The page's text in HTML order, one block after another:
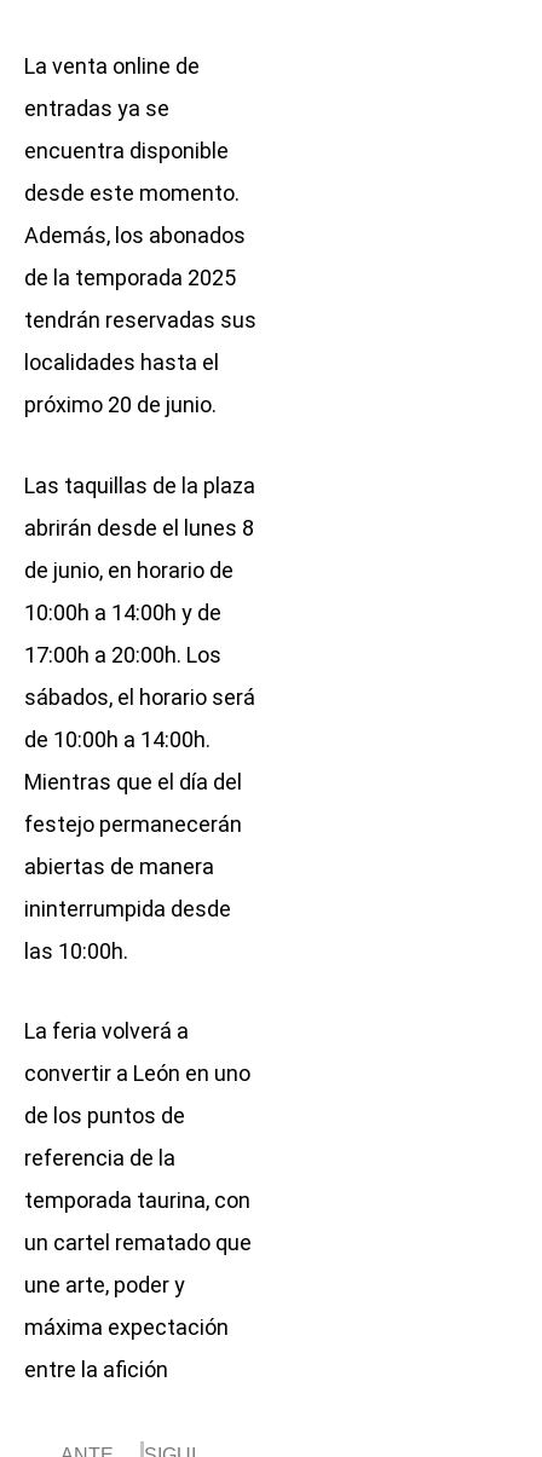
La venta online de
entradas ya se
encuentra disponible
desde este momento.
Además, los abonados
de la temporada 2025
tendrán reservadas sus
localidades hasta el
próximo 20 de junio.
Las taquillas de la plaza
abrirán desde el lunes 8
de junio, en horario de
10:00h a 14:00h y de
17:00h a 20:00h. Los
sábados, el horario será
de 10:00h a 14:00h.
Mientras que el día del
festejo permanecerán
abiertas de manera
ininterrumpida desde
las 10:00h.
La feria volverá a
convertir a León en uno
de los puntos de
referencia de la
temporada taurina, con
un cartel rematado que
une arte, poder y
máxima expectación
entre la afición
Prev